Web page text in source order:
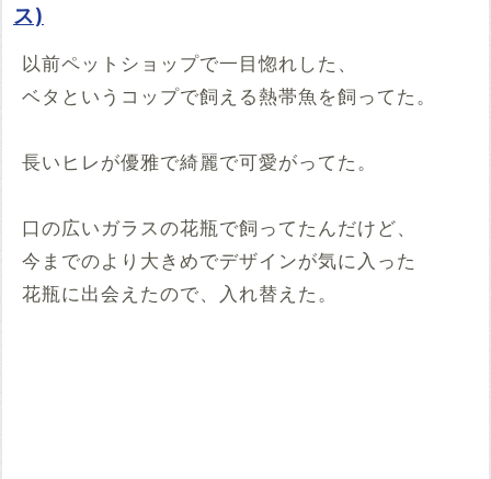
※YouTubeのURL
例：https://youtu.be/***********
投稿する
ス)
以前ペットショップで一目惚れした、
ベタというコップで飼える熱帯魚を飼ってた。
長いヒレが優雅で綺麗で可愛がってた。
口の広いガラスの花瓶で飼ってたんだけど、
今までのより大きめでデザインが気に入った
花瓶に出会えたので、入れ替えた。